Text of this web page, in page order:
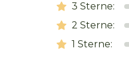
3 Sterne:
2 Sterne:
1 Sterne: